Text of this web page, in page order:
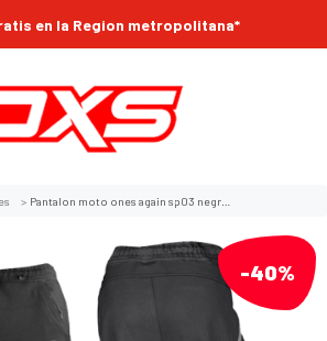
en la Region metropolitana*
Pantalon moto ones again sp03 negro con protecciones
-40%